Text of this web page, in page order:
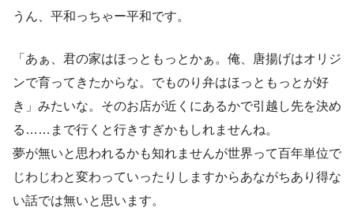
うん、平和っちゃー平和です。
「あぁ、君の家はほっともっとかぁ。俺、唐揚げはオリジ
ンで育ってきたからな。でものり弁はほっともっとが好
き」みたいな。そのお店が近くにあるかで引越し先を決め
る……まで行くと行きすぎかもしれませんね。
夢が無いと思われるかも知れませんが世界って百年単位で
じわじわと変わっていったりしますからあながちあり得な
い話では無いと思います。